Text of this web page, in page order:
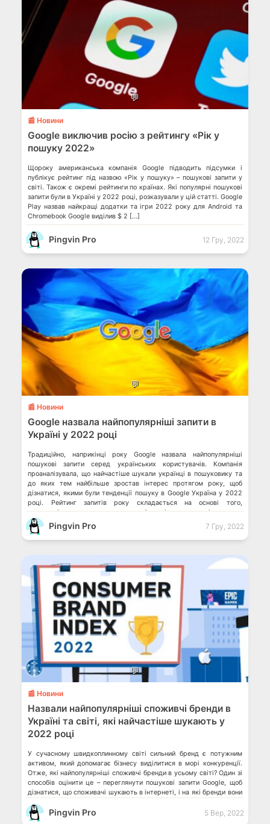
💬
📰 Новини
Google виключив росію з рейтингу «Рік у
пошуку 2022»
Щороку американська компанія Google підводить підсумки і
публікує рейтинг під назвою «Рік у пошуку» – пошукові запити у
світі. Також є окремі рейтинги по країнах. Які популярні пошукові
запити були в Україні у 2022 році, розказували у цій статті. Google
Play назвав найкращі додатки та ігри 2022 року для Android та
Chromebook Google виділив $ 2 […]
Pingvin Pro 12 Гру, 2022
💬
📰 Новини
Google назвала найпопулярніші запити в
Україні у 2022 році
Традиційно, наприкінці року Google назвала найпопулярніші
пошукові запити серед українських користувачів. Компанія
проаналізувала, що найчастіше шукали українці в пошуковику та
до яких тем найбільше зростав інтерес протягом року, щоб
дізнатися, якими були тенденції пошуку в Google Україна у 2022
році. Рейтинг запитів року складається на основі того,
популярність яких пошукових запитів в різних категоріях зросла
[…]
Pingvin Pro 7 Гру, 2022
💬
📰 Новини
Назвали найпопулярніші споживчі бренди в
Україні та світі, які найчастіше шукають у
2022 році
У сучасному швидкоплинному світі сильний бренд є потужним
активом, який допомагає бізнесу виділитися в морі конкуренції.
Отже, які найпопулярніші споживчі бренди в усьому світі? Один зі
способів оцінити це – переглянути пошукові запити Google, щоб
дізнатися, що споживачі шукають в інтернеті, і на які бренди вони
використовує дані […]
Pingvin Pro 5 Вер, 2022